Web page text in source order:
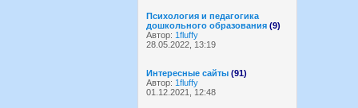
Психология и педагогика
дошкольного образования (9)
Автор: 1fluffy
28.05.2022, 13:19
Интересные сайты (91)
Автор: 1fluffy
01.12.2021, 12:48